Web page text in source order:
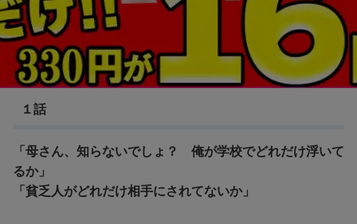
サイバーパンク エッジランナーズ
１話
「母さん、知らないでしょ？ 俺が学校でどれだけ浮いて
るか」
「貧乏人がどれだけ相手にされてないか」